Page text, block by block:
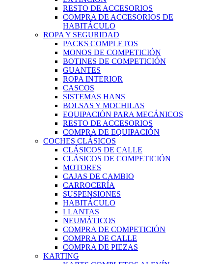
RESTO DE ACCESORIOS
COMPRA DE ACCESORIOS DE
HABITÁCULO
ROPA Y SEGURIDAD
PACKS COMPLETOS
MONOS DE COMPETICIÓN
BOTINES DE COMPETICIÓN
GUANTES
ROPA INTERIOR
CASCOS
SISTEMAS HANS
BOLSAS Y MOCHILAS
EQUIPACIÓN PARA MECÁNICOS
RESTO DE ACCESORIOS
COMPRA DE EQUIPACIÓN
COCHES CLÁSICOS
CLÁSICOS DE CALLE
CLÁSICOS DE COMPETICIÓN
MOTORES
CAJAS DE CAMBIO
CARROCERÍA
SUSPENSIONES
HABITÁCULO
LLANTAS
NEUMÁTICOS
COMPRA DE COMPETICIÓN
COMPRA DE CALLE
COMPRA DE PIEZAS
KARTING